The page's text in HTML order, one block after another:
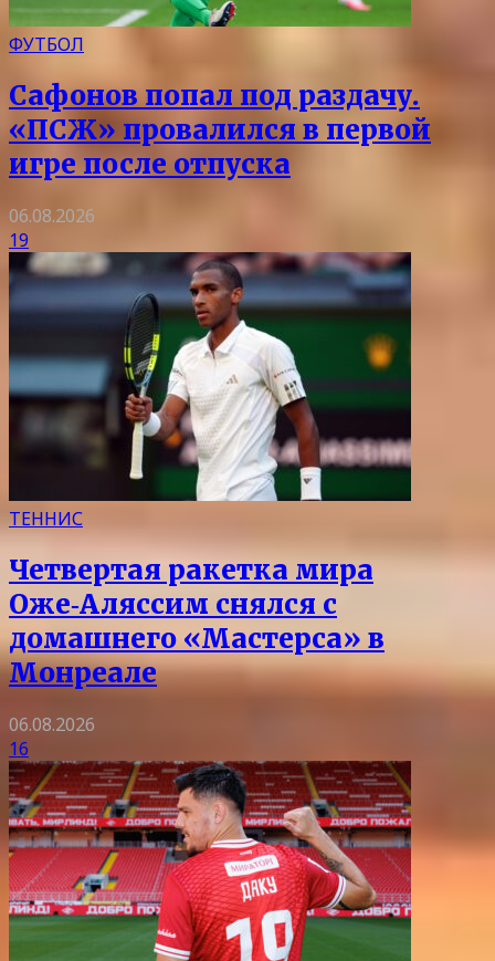
ФУТБОЛ
Сафонов попал под раздачу.
«ПСЖ» провалился в первой
игре после отпуска
06.08.2026
19
ТЕННИС
Четвертая ракетка мира
Оже‑Аляссим снялся с
домашнего «Мастерса» в
Монреале
06.08.2026
16